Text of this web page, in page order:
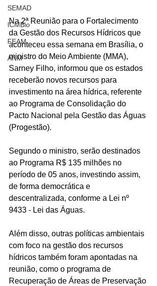
SEMAD
ICMBio
FEAM
ANM
Na 2ª Reunião para o Fortalecimento
da Gestão dos Recursos Hídricos que
aconteceu essa semana em Brasília, o
ministro do Meio Ambiente (MMA),
Sarney Filho, informou que os estados
receberão novos recursos para
investimento na área hídrica, referente
ao Programa de Consolidação do
Pacto Nacional pela Gestão das Águas
(Progestão).
Segundo o ministro, serão destinados
ao Programa R$ 135 milhões no
período de 05 anos, investindo assim,
de forma democrática e
descentralizada, conforme a Lei nº
9433 - Lei das Águas.
Além disso, outras políticas ambientais
com foco na gestão dos recursos
hídricos também foram apontadas na
reunião, como o programa de
Recuperação de Áreas de Preservação